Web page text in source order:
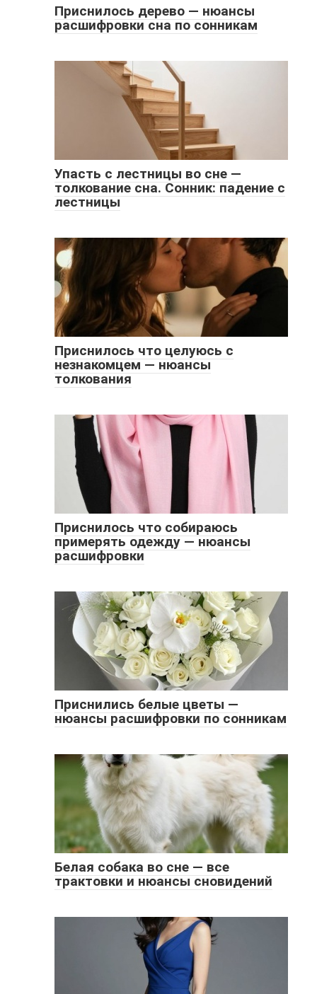
Приснилось дерево — нюансы
расшифровки сна по сонникам
Упасть с лестницы во сне —
толкование сна. Сонник: падение с
лестницы
Приснилось что целуюсь с
незнакомцем — нюансы
толкования
Приснилось что собираюсь
примерять одежду — нюансы
расшифровки
Приснились белые цветы —
нюансы расшифровки по сонникам
Белая собака во сне — все
трактовки и нюансы сновидений